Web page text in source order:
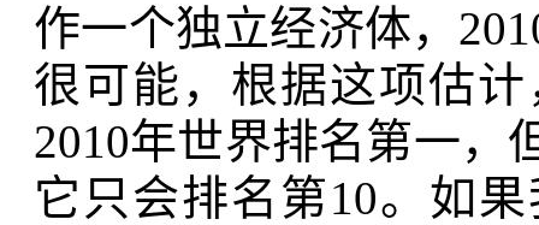
作一个独立经济体，
很可能，根据这项估
2010年世界排名第一，
它只会排名第10。如